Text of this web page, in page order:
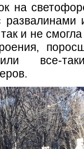
на
и не
или все-